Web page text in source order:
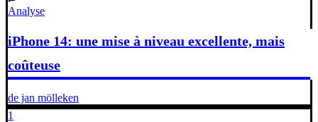
Analyse
iPhone 14: une mise à niveau excellente, mais
coûteuse
de jan mölleken
1